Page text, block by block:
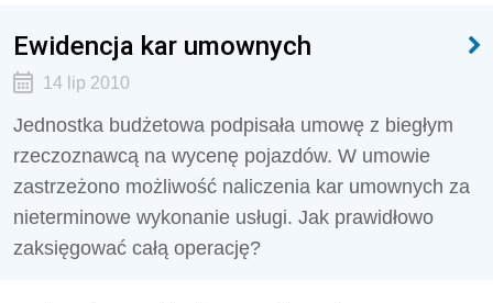
Ewidencja kar umownych
14 lip 2010
Jednostka budżetowa podpisała umowę z biegłym
rzeczoznawcą na wycenę pojazdów. W umowie
zastrzeżono możliwość naliczenia kar umownych za
nieterminowe wykonanie usługi. Jak prawidłowo
zaksięgować całą operację?